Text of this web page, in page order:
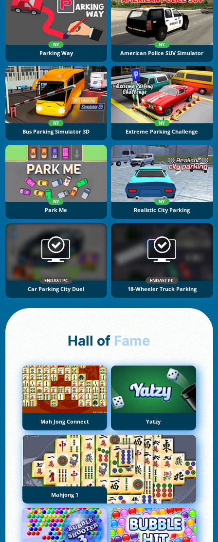
NY
Parking Way
NY
American Police SUV Simulator
NY
Bus Parking Simulator 3D
NY
Extreme Parking Challenge
NY
Park Me
NY
Realistic City Parking
ENDAST PC
Car Parking City Duel
ENDAST PC
18-Wheeler Truck Parking
Hall of Fame
Mah Jong Connect Yatzy
Mahjong 1